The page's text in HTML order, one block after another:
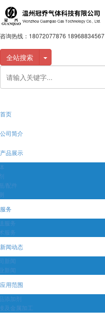
咨询热线： 18072077876 18968834567
全站搜索
首页
公司简介
产品展示
/配件
服务
服务
服务
新闻动态
新闻
新闻
应用范围
添加剂
及金属加工